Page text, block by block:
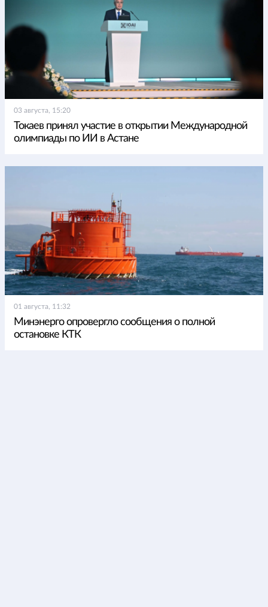
03 августа, 15:20
Токаев принял участие в открытии Международной
олимпиады по ИИ в Астане
01 августа, 11:32
Минэнерго опровергло сообщения о полной
остановке КТК